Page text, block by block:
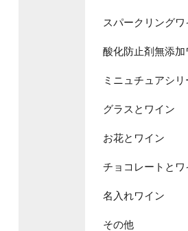
スパークリングワ
酸化防止剤無添加
ミニュチュアシリ
グラスとワイン
お花とワイン
チョコレートとワ
名入れワイン
その他